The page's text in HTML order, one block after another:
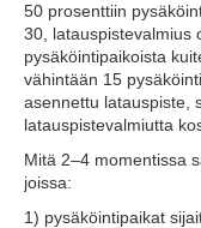
50 prosenttiin
30, latauspistevalmius
pysäköintipaikoista
vähintään 15
asennettu latauspiste,
latauspistevalmiutta
Mitä 2–4 momentissa
joissa:
1) pysäköintipaikat